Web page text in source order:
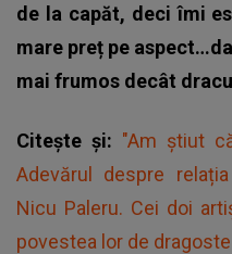
de la capăt, deci îmi
mare preț pe
mai frumos decât
Citește și: "Am știut
Adevărul despre
Nicu Paleru. Cei doi
povestea lor de dragoste